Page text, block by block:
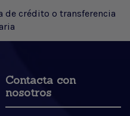
de crédito o transferencia
Contacta con
nosotros